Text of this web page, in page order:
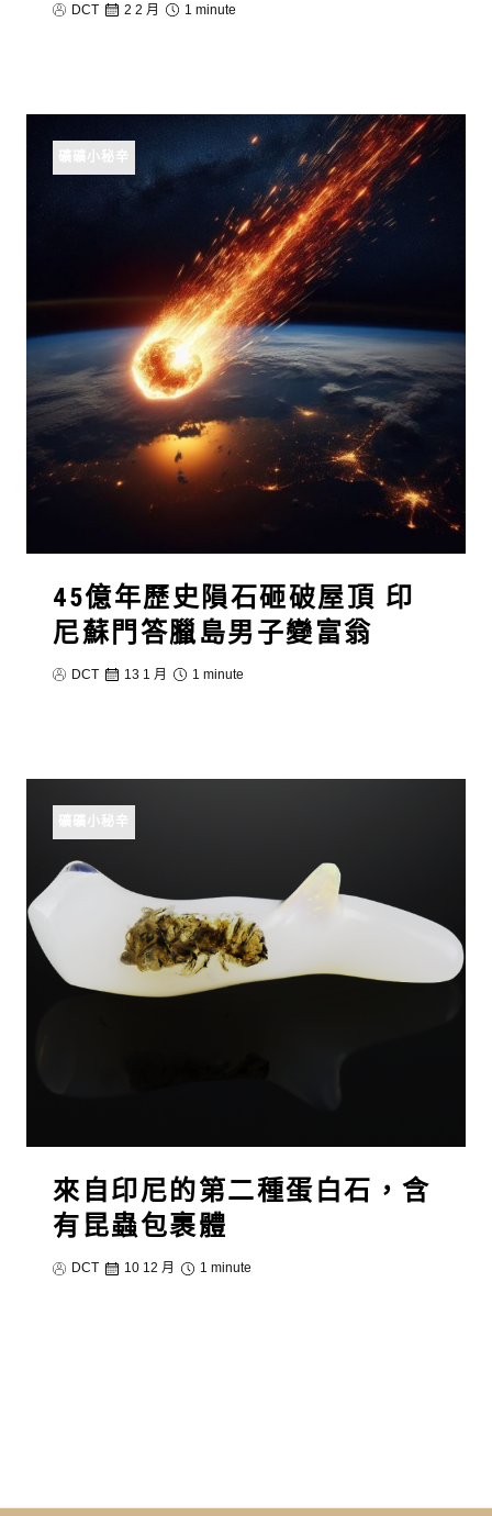
DCT 2 2 月 1 minute
礦礦小秘辛
45億年歷史隕石砸破屋頂 印
尼蘇門答臘島男子變富翁
DCT 13 1 月 1 minute
礦礦小秘辛
來自印尼的第二種蛋白石，含
有昆蟲包裹體
DCT 10 12 月 1 minute